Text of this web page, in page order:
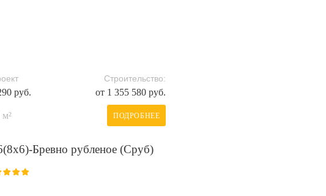
руб.
Строительство:
от 1 355 580 руб.
м² ПОДРОБНЕЕ
Бревно рубленое (Сруб)